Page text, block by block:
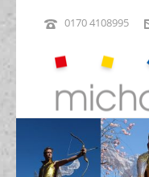
0170 4108995